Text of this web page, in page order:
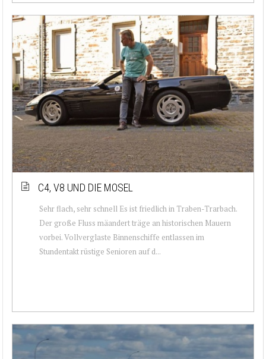
C4, V8 UND DIE MOSEL
Sehr flach, sehr schnell Es ist friedlich in Traben-Trarbach.
Der große Fluss mäandert träge an historischen Mauern
vorbei. Vollverglaste Binnenschiffe entlassen im
Stundentakt rüstige Senioren auf d...